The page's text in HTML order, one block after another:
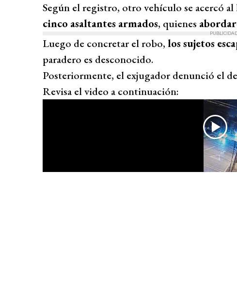
Según el registro, otro vehículo se acercó
cinco asaltantes armados, quienes
Luego de concretar el robo, los sujetos
paradero es desconocido.
Posteriormente, el exjugador denunció el
Revisa el video a continuación: